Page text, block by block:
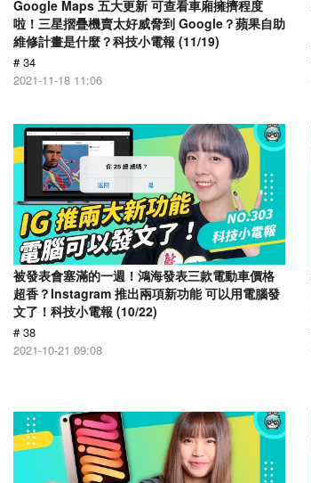
Google Maps 五大更新 可查看車廂擁擠程度
啦！三星摺疊機賣太好威脅到 Google？蘋果自助
維修計畫是什麼？科技小電報 (11/19)
# 34
2021-11-18 11:06
被發表會塞滿的一週！鴻海發表三款電動車價格
超香？Instagram 推出兩項新功能 可以用電腦發
文了！科技小電報 (10/22)
# 38
2021-10-21 09:08